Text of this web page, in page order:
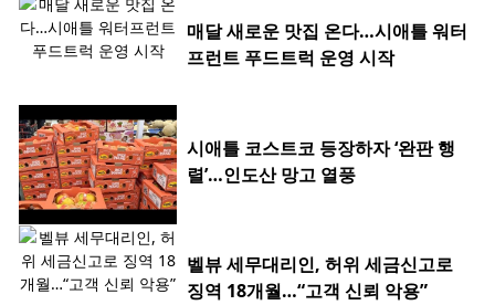
매달 새로운 맛집 온다…시애틀 워터
프런트 푸드트럭 운영 시작
시애틀 코스트코 등장하자 ‘완판 행
렬’…인도산 망고 열풍
벨뷰 세무대리인, 허위 세금신고로
징역 18개월…“고객 신뢰 악용”